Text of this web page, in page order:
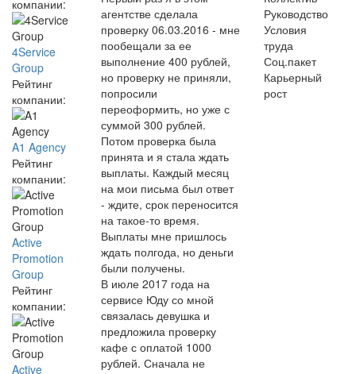
компании:
4Service
Group
Рейтинг
компании:
A1 Agency
Рейтинг
компании:
Active
Promotion
Group
Рейтинг
компании:
Active
агентстве сделала
проверку 06.03.2016 - мне
пообещали за ее
выполнение 400 рублей,
но проверку не приняли,
попросили
переоформить, но уже с
суммой 300 рублей.
Потом проверка была
принята и я стала ждать
выплаты. Каждый месяц
на мои письма был ответ
- ждите, срок переносится
на такое-то время.
Выплаты мне пришлось
ждать полгода, но деньги
были получены.
В июле 2017 года на
сервисе Юду со мной
связалась девушка и
предложила проверку
кафе с оплатой 1000
рублей. Сначала не
Руководство
Условия
труда
Соц.пакет
Карьерный
рост